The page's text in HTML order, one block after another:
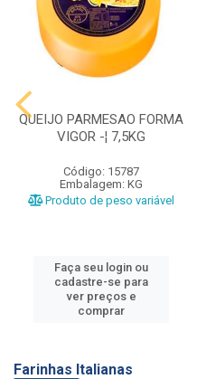
QUEIJO PARMESAO FORMA
VIGOR -¦ 7,5KG
Código: 15787
Embalagem: KG
Produto de peso variável
Faça seu login ou
cadastre-se para
ver preços e
comprar
Farinhas Italianas